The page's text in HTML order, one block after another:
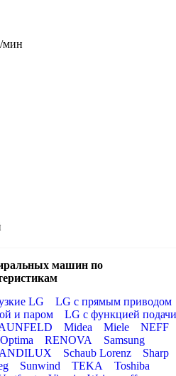
мин
машин по
LG
LG с прямым приводом
и паром
LG с функцией подачи
Midea Miele
NEFF
Optima RENOVA
Samsung
Schaub Lorenz
Sharp
Sunwind TEKA
Toshiba